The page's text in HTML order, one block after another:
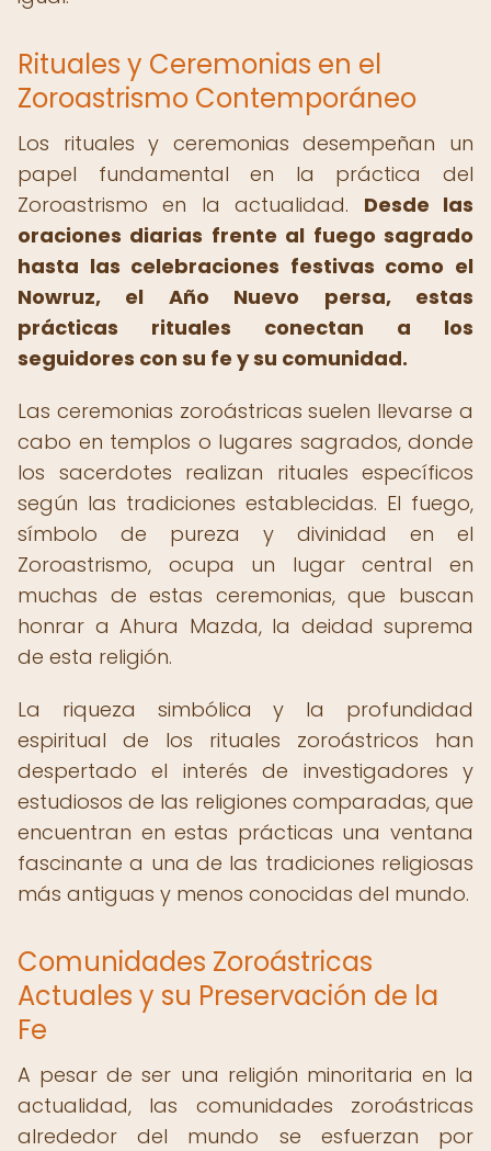
Rituales y Ceremonias en el
Zoroastrismo Contemporáneo
Los rituales y ceremonias desempeñan un
papel fundamental en la práctica del
Zoroastrismo en la actualidad. Desde las
oraciones diarias frente al fuego sagrado
hasta las celebraciones festivas como el
Nowruz, el Año Nuevo persa, estas
prácticas rituales conectan a los
seguidores con su fe y su comunidad.
Las ceremonias zoroástricas suelen llevarse a
cabo en templos o lugares sagrados, donde
los sacerdotes realizan rituales específicos
según las tradiciones establecidas. El fuego,
símbolo de pureza y divinidad en el
Zoroastrismo, ocupa un lugar central en
muchas de estas ceremonias, que buscan
honrar a Ahura Mazda, la deidad suprema
de esta religión.
La riqueza simbólica y la profundidad
espiritual de los rituales zoroástricos han
despertado el interés de investigadores y
estudiosos de las religiones comparadas, que
encuentran en estas prácticas una ventana
fascinante a una de las tradiciones religiosas
más antiguas y menos conocidas del mundo.
Comunidades Zoroástricas
Actuales y su Preservación de la
Fe
A pesar de ser una religión minoritaria en la
actualidad, las comunidades zoroástricas
alrededor del mundo se esfuerzan por